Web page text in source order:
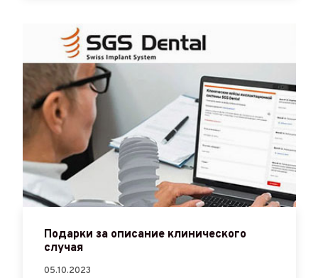
Подарки за описание клинического
случая
05.10.2023